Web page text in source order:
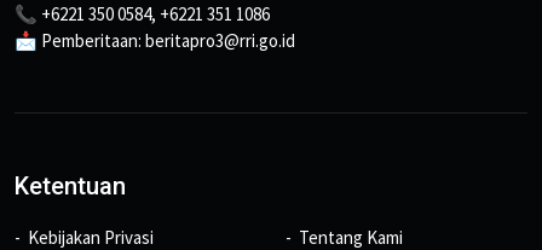
📞 +6221 350 0584, +6221 351 1086
📩 Pemberitaan: beritapro3@rri.go.id
Ketentuan
Kebijakan Privasi
Tentang Kami